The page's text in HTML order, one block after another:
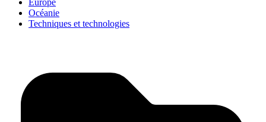
Europe
Océanie
Techniques et technologies